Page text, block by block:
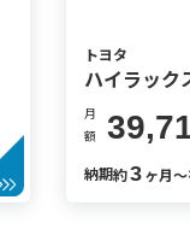
トヨタ
ハイラック
月
額
納期約3ヶ月〜